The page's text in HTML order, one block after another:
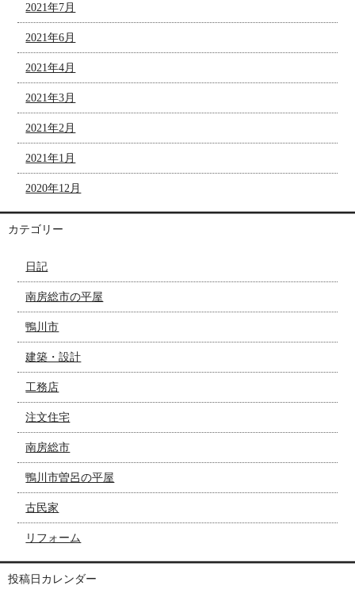
2021年7月
2021年6月
2021年4月
2021年3月
2021年2月
2021年1月
2020年12月
カテゴリー
日記
南房総市の平屋
鴨川市
建築・設計
工務店
注文住宅
南房総市
鴨川市曽呂の平屋
古民家
リフォーム
投稿日カレンダー